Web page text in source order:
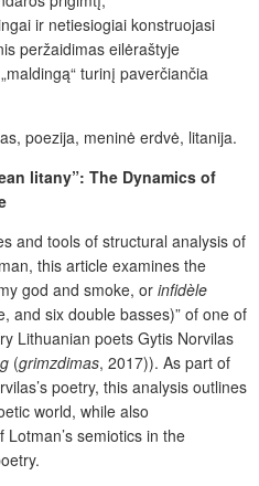
ir netiesiogiai konstruojasi
peržaidimas eilėraštyje
turinį paverčiančia
poezija, meninė erdvė, litanija.
litany”: The Dynamics of
and tools of structural analysis of
this article examines the
god and smoke, or infidèle
and six double basses)” of one of
Lithuanian poets Gytis Norvilas
(grimzdimas, 2017)). As part of
poetry, this analysis outlines
world, while also
semiotics in the